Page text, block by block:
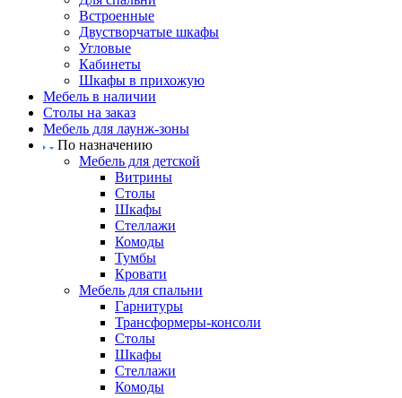
Встроенные
Двустворчатые шкафы
Угловые
Кабинеты
Шкафы в прихожую
Мебель в наличии
Столы на заказ
Мебель для лаунж-зоны
По назначению
Мебель для детской
Витрины
Столы
Шкафы
Стеллажи
Комоды
Тумбы
Кровати
Мебель для спальни
Гарнитуры
Трансформеры-консоли
Столы
Шкафы
Стеллажи
Комоды